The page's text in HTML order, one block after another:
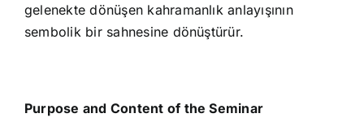
gelenekte dönüşen kahramanlık anlayışının
sembolik bir sahnesine dönüştürür.
Purpose and Content of the Seminar